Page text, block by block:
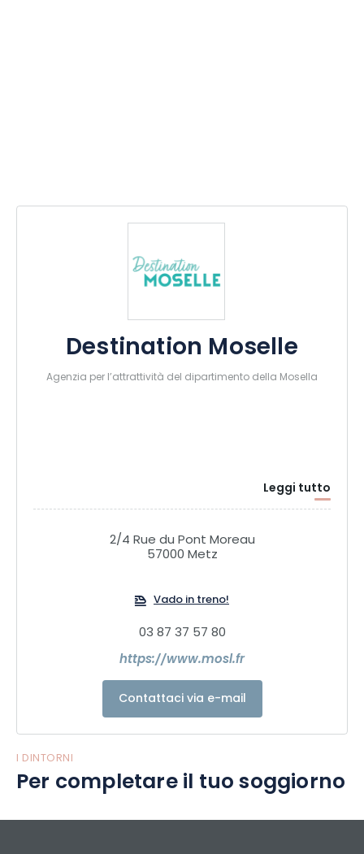
Destination Moselle
Agenzia per l’attrattività del dipartimento della Mosella
Leggi tutto
2/4 Rue du Pont Moreau
57000 Metz
Vado in treno!
03 87 37 57 80
https://www.mosl.fr
Contattaci via e-mail
I DINTORNI
Per completare il tuo soggiorno